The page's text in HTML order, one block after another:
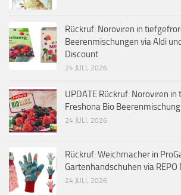
Rückruf: Noroviren in
Beerenmischungen via Aldi
Discount
24 JULI, 2026
UPDATE Rückruf: Noroviren
Freshona Bio
24 JULI, 2026
Rückruf: Weichmacher in
Gartenhandschuhen via
24 JULI, 2026